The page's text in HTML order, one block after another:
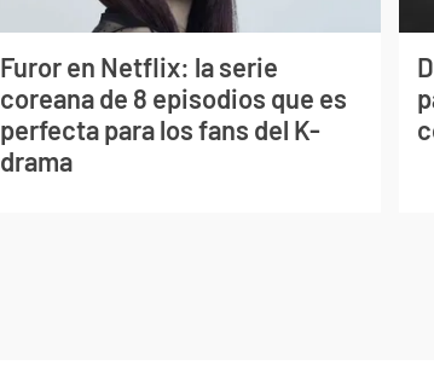
Furor en Netflix: la serie
coreana de 8 episodios que es
perfecta para los fans del K-
drama